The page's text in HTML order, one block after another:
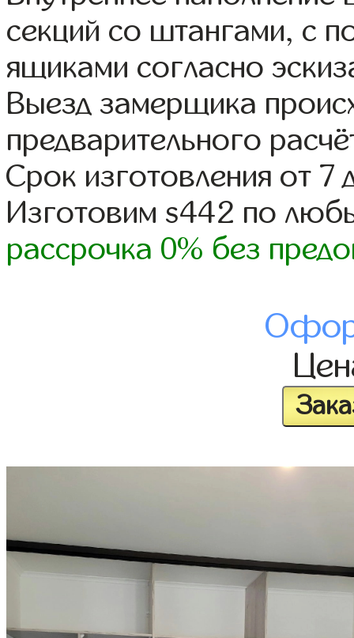
секций со штангами, с
ящиками согласно
Выезд замерщика
предварительного
Срок изготовления от 7
Изготовим s442 по
рассрочка 0% без